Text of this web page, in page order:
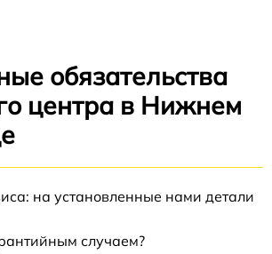
обязательства
центра в Нижнем
на установленные нами детали
случаем?